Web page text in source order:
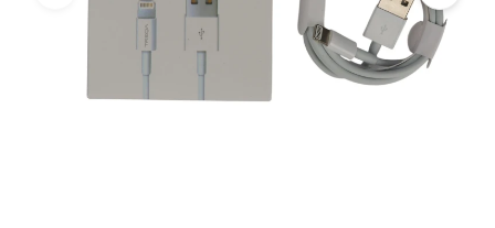
Conexiones